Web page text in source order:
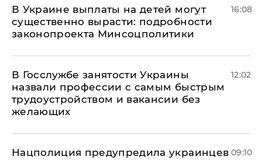
В Украине выплаты на детей могут
существенно вырасти: подробности
законопроекта Минсоцполитики
16:08
В Госслужбе занятости Украины
назвали профессии с самым быстрым
трудоустройством и вакансии без
желающих
12:02
Нацполиция предупредила украинцев 09:10